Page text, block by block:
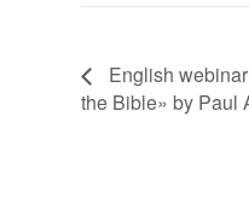
English
the Bible» by Paul